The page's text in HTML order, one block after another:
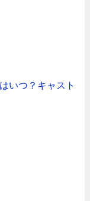
いつ？キャスト